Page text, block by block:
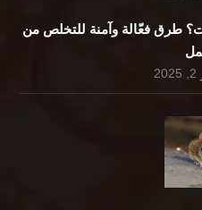
طرق فعّالة وآمنة للتخلص من